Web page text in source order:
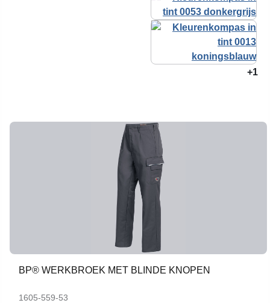
+1
BP® WERKBROEK MET BLINDE KNOPEN
1605-559-53